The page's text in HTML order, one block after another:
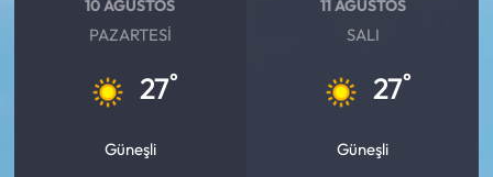
10 AĞUSTOS
PAZARTESI
27°
Güneşli
11 AĞUSTOS
SALI
27°
Güneşli